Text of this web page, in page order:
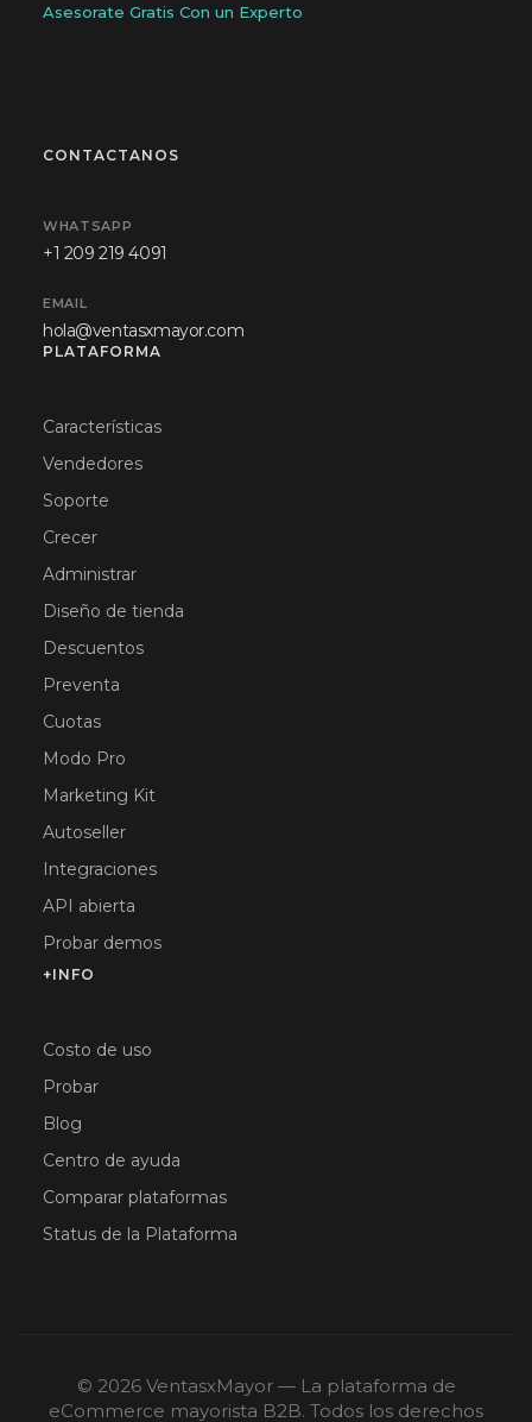
Asesorate Gratis Con un Experto
CONTACTANOS
WHATSAPP
+1 209 219 4091
EMAIL
hola@ventasxmayor.com
PLATAFORMA
Características
Vendedores
Soporte
Crecer
Administrar
Diseño de tienda
Descuentos
Preventa
Cuotas
Modo Pro
Marketing Kit
Autoseller
Integraciones
API abierta
Probar demos
+INFO
Costo de uso
Probar
Blog
Centro de ayuda
Comparar plataformas
Status de la Plataforma
© 2026 VentasxMayor — La plataforma de
eCommerce mayorista B2B. Todos los derechos